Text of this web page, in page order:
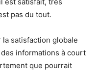
pas du tout.
la satisfaction globale
informations à court
que pourrait